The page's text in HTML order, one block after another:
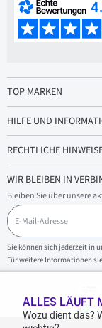
TOP MARKEN
HILFE UND
RECHTLICHE
WIR BLEIBEN IN
Bleiben Sie über unsere
E
-
M
a
i
l
Sie können sich jederzeit in
Für weitere Informationen
ALLES LÄUFT
Wozu dient das?